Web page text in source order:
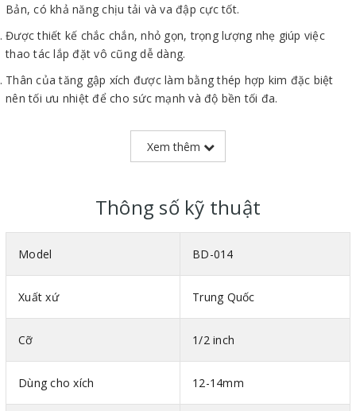
Bản, có khả năng chịu tải và va đập cực tốt.
Được thiết kế chắc chắn, nhỏ gọn, trọng lượng nhẹ giúp việc
thao tác lắp đặt vô cũng dễ dàng.
Thân của tăng gập xích được làm bằng thép hợp kim đặc biệt
nên tối ưu nhiệt để cho sức mạnh và độ bền tối đa.
cực tốt khi làm việc được tại các môi trường khắc nghiệt.
Xem thêm
Thông số kỹ thuật
Model BD-014
Xuất xứ Trung Quốc
Cỡ 1/2 inch
Dùng cho xích 12-14mm